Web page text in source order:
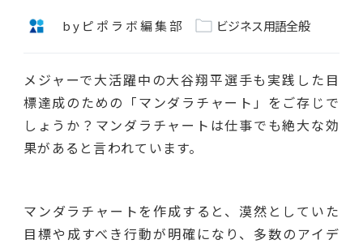
byピポラボ編集部 ビジネス用語全般
メジャーで大活躍中の大谷翔平選手も実践した目
標達成のための「マンダラチャート」をご存じで
しょうか？マンダラチャートは仕事でも絶大な効
果があると言われています。
マンダラチャートを作成すると、漠然としていた
目標や成すべき行動が明確になり、多数のアイデ